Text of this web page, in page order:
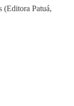
(Editora Patuá,